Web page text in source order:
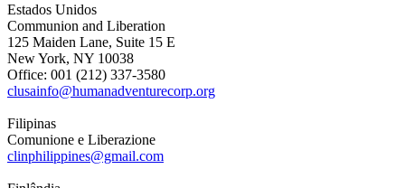
Estados Unidos
Communion and Liberation
125 Maiden Lane, Suite 15 E
New York, NY 10038
Office: 001 (212) 337-3580
clusainfo@humanadventurecorp.org
Filipinas
Comunione e Liberazione
clinphilippines@gmail.com